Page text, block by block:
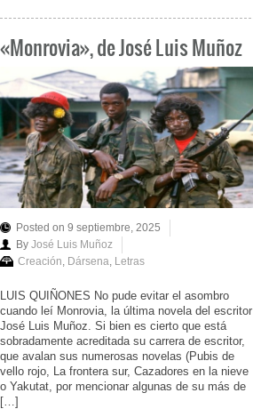
«Monrovia», de José Luis Muñoz
Posted on 9 septiembre, 2025
By José Luis Muñoz
Creación, Dársena, Letras
LUIS QUIÑONES No pude evitar el asombro
cuando leí Monrovia, la última novela del escritor
José Luis Muñoz. Si bien es cierto que está
sobradamente acreditada su carrera de escritor,
que avalan sus numerosas novelas (Pubis de
vello rojo, La frontera sur, Cazadores en la nieve
o Yakutat, por mencionar algunas de su más de
[…]